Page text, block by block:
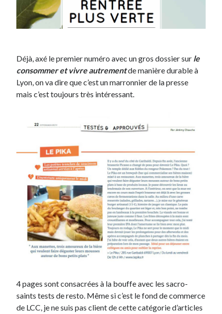
Déjà, axé le premier numéro avec un gros dossier sur le
consommer et vivre autrementde manière durable à
Lyon, on va dire que c’est un marronnier de la presse
mais c’est toujours très intéressant.
4 pages sont consacrées à la bouffe avec les sacro-
saints tests de resto. Même si c’est le fond de commerce
de LCC, je ne suis pas client de cette catégorie d’articles